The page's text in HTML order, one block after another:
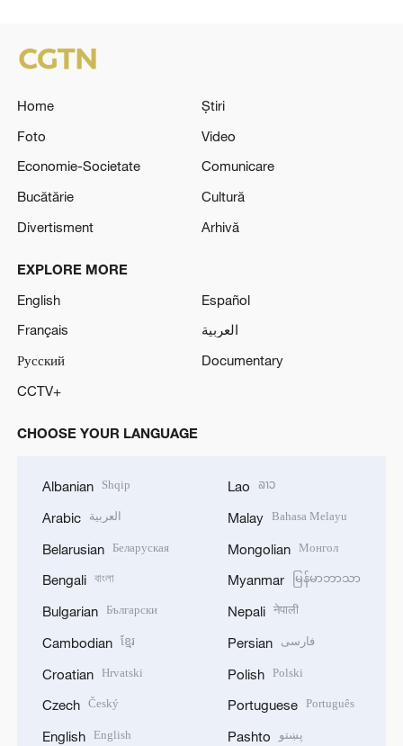
Home
Știri
Foto
Video
Economie-Societate
Comunicare
Bucătărie
Cultură
Divertisment
Arhivă
EXPLORE MORE
English
Español
Français
العربية
Русский
Documentary
CCTV+
CHOOSE YOUR LANGUAGE
Albanian Shqip
Arabic العربية
Belarusian Беларуская
Bengali বাংলা
Bulgarian Български
Cambodian ខ្មែរ
Croatian Hrvatski
Czech Český
English English
Lao ລາວ
Malay Bahasa Melayu
Mongolian Монгол
Myanmar မြန်မာဘာသာ
Nepali नेपाली
Persian فارسی
Polish Polski
Portuguese Português
Pashto پښتو